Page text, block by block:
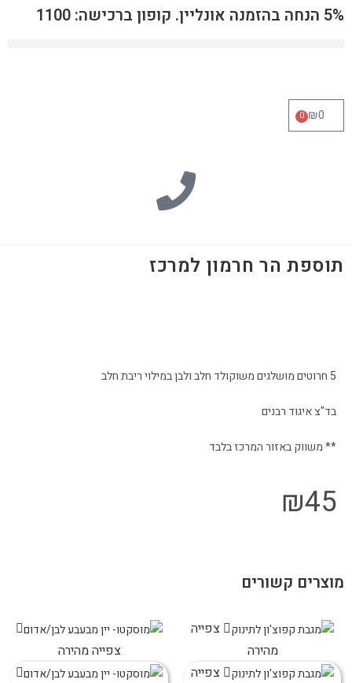
5% הנחה בהזמנה אונליין. קופון ברכישה: 1100
₪0
0
תוספת הר חרמון למרכז
5 חרוטים מושלגים משוקולד חלב ולבן במילוי ריבת חלב
בד"צ איגוד רבנים
** משווק באזור המרכז בלבד
₪45
מוצרים קשורים
צפייה
מהירה
צפייה
צפייה מהירה